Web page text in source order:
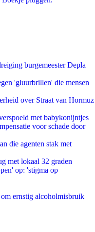
burgemeester Depla
'gluurbrillen' die mensen
over Straat van Hormuz
met babykonijntjes
voor schade door
die agenten stak met
met lokaal 32 graden
op: 'stigma op
ernstig alcoholmisbruik